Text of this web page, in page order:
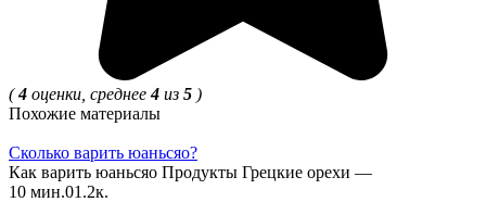
(4 оценки, среднее4 из 5 )
Похожие материалы
Сколько варить юаньсяо?
Как варить юаньсяо Продукты Грецкие орехи —
10 мин.01.2к.